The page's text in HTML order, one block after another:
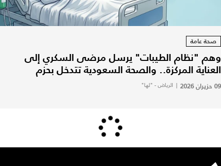
صحة عامة
وهم "نظام الطيبات" يرسل مرضى السكري إلى
العناية المركزة.. والصحة السعودية تتدخل بحزم
09 حزيران 2026 | الرياض - "لها"